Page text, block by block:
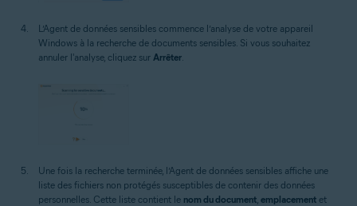
L’Agent de données sensibles commence l’analyse de votre appareil
Windows à la recherche de documents sensibles. Si vous souhaitez
annuler l'analyse, cliquez sur Arrêter
Une fois la recherche terminée, l’Agent de données sensibles affiche une
liste des fichiers non protégés susceptibles de contenir des données
personnelles. Cette liste contient le nom du document emplacement et